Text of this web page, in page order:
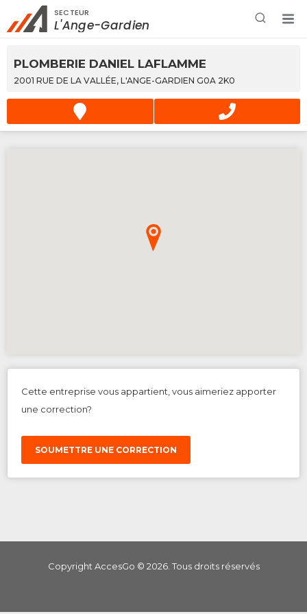
Rechercher à proximité - Entreprise / Rabais /
Services
SECTEUR
L'Ange-Gardien
PLOMBERIE DANIEL LAFLAMME
2001 RUE DE LA VALLÉE, L'ANGE-GARDIEN G0A 2K0
Cette entreprise vous appartient, vous aimeriez apporter
une correction?
SOUMETTRE UNE CORRECTION
Copyright AccesGo © 2026. Tous droits réservés